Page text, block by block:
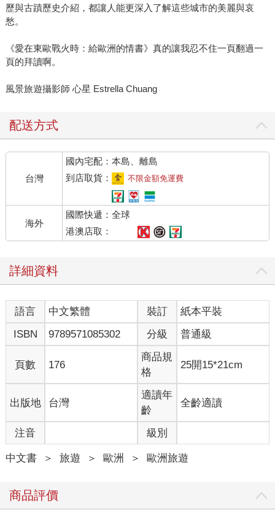
歷與古蹟歷史介紹，都讓人能更深入了解這些城市的美麗與哀
愁。
《愛在東歐戰火時：給歐洲的情書》真的讓我忍不住一頁翻過一
頁的拜讀啊。
風景旅遊攝影師 心星 Estrella Chuang
配送方式
台灣
國內宅配：本島、離島
到店取貨：
不限金額免運費
海外
國際快遞：全球
港澳店取：
詳細資料
語言 中文繁體 裝訂
紙本平裝
ISBN
9789571085302 分級 普通級
頁數 176
商品規
格
25開15*21cm
出版地 台灣
適讀年
齡
全齡適讀
注音 級別
中文書 ＞ 旅遊 ＞ 歐洲 ＞ 歐洲旅遊
商品評價